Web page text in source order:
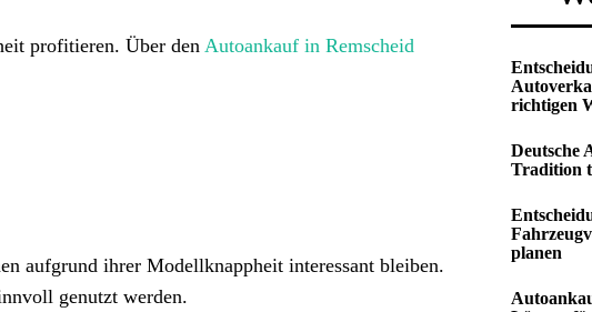
profitieren. Über den Autoankauf in Remscheid
aufgrund ihrer Modellknappheit interessant bleiben.
genutzt werden.
richtigen
Deutsche
Tradition
planen